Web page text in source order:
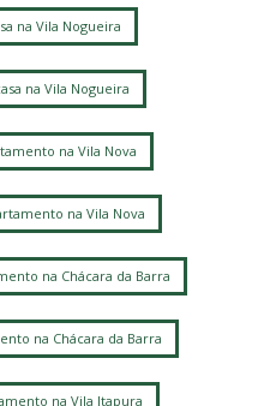
Via Norte
Vista
Bonfim
Jardim Conceicao
Primavera
Vila Nova
Cândida
Jardim Guanabara
da Barra
na Vila Nogueira
na Vila Nogueira
na Vila Nova
na Vila Nova
na Chácara da Barra
na Chácara da Barra
na Vila Itapura